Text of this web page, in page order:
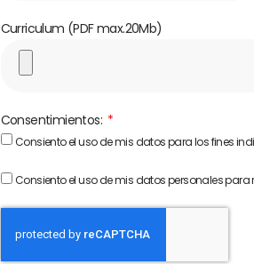
Curriculum (PDF max.20Mb)
Consentimientos:
Consiento el uso de mis datos para los fines
Consiento el uso de mis datos personales